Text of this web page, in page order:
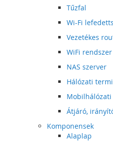
Tűzfal
Wi-Fi
Vezetékes
WiFi
NAS szerver
Hálózati
Átjáró,
Komponensek
Alaplap